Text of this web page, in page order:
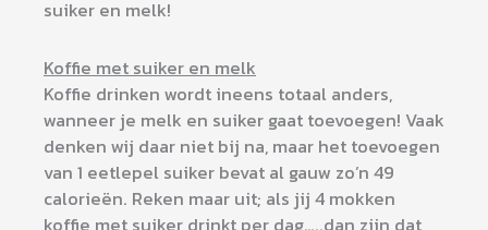
suiker en melk!
Koffie met suiker en melk
Koffie drinken wordt ineens totaal anders,
wanneer je melk en suiker gaat toevoegen! Vaak
denken wij daar niet bij na, maar het toevoegen
van 1 eetlepel suiker bevat al gauw zo’n 49
calorieën. Reken maar uit; als jij 4 mokken
koffie met suiker drinkt per dag…..dan zijn dat